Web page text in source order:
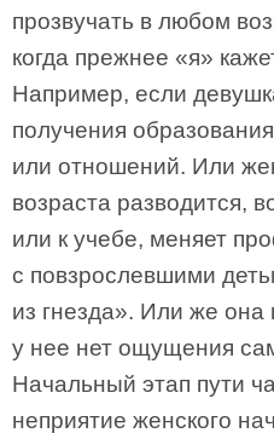
прозвучать в любом
когда прежнее «я»
Например, если
получения
или отношений. Или
возраста разводится,
или к учебе, меняет
с повзрослевшими
из гнезда». Или же она
у нее нет ощущения
Начальный этап пути
неприятие женского